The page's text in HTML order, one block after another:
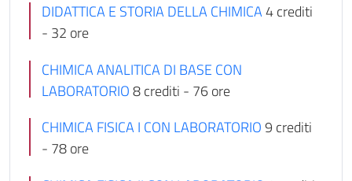
DIDATTICA E STORIA DELLA CHIMICA4 crediti
- 32 ore
CHIMICA ANALITICA DI BASE CON
LABORATORIO8 crediti - 76 ore
CHIMICA FISICA I CON LABORATORIO9 crediti
- 78 ore